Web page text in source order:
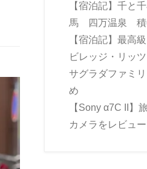
【宿泊記】千と
馬 四万温泉 積
【宿泊記】最高
ビレッジ・リッ
サグラダファミ
め
【Sony α7C II】
カメラをレビュ